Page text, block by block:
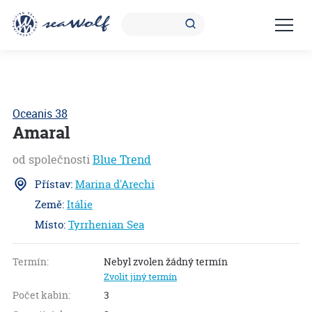
Oceanis 38
Amaral
od společnostiBlue Trend
Přístav:Marina d'Arechi
Země:Itálie
Místo:Tyrrhenian Sea
Termín: Nebyl zvolen žádný termín
Zvolit jiný termín
Počet kabin:
3